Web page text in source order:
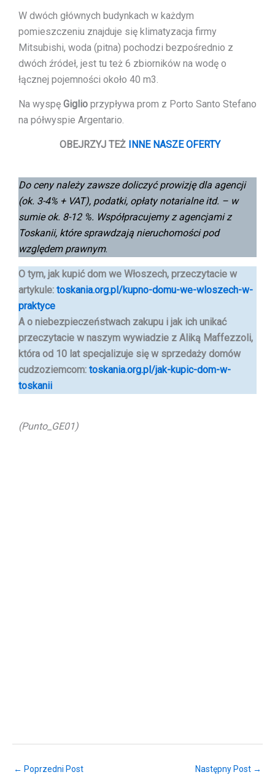
W dwóch głównych budynkach w każdym
pomieszczeniu znajduje się klimatyzacja firmy
Mitsubishi, woda (pitna) pochodzi bezpośrednio z
dwóch źródeł, jest tu też 6 zbiorników na wodę o
łącznej pojemności około 40 m3.
Na wyspę Giglio przypływa prom z Porto Santo Stefano
na półwyspie Argentario.
OBEJRZYJ TEŻ INNE NASZE OFERTY
Do ceny należy zawsze doliczyć prowizję dla agencji
(ok. 3-4% + VAT), podatki, opłaty notarialne itd. – w
sumie ok. 8-12 %. Współpracujemy z agencjami z
Toskanii, które sprawdzają nieruchomości pod
względem prawnym.
O tym, jak kupić dom we Włoszech, przeczytacie w
artykule: toskania.org.pl/kupno-domu-we-wloszech-w-
praktyce
A o niebezpieczeństwach zakupu i jak ich unikać
przeczytacie w naszym wywiadzie z Aliką Maffezzoli,
która od 10 lat specjalizuje się w sprzedaży domów
cudzoziemcom: toskania.org.pl/jak-kupic-dom-w-
toskanii
(Punto_GE01)
← Poprzedni Post Następny Post →